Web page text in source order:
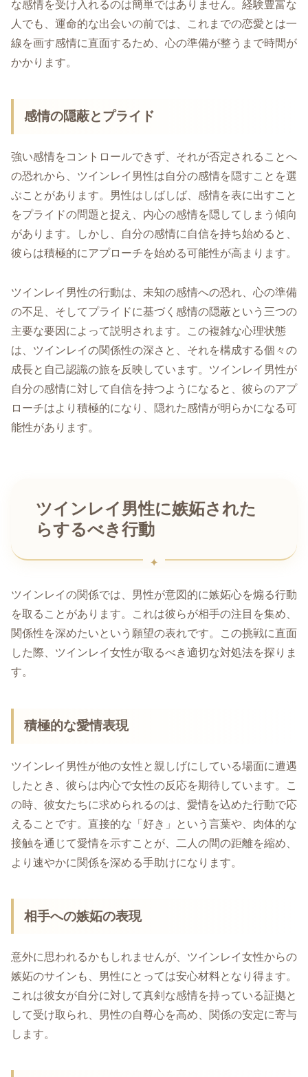
な感情を受け入れるのは簡単ではありません。経験豊富な
人でも、運命的な出会いの前では、これまでの恋愛とは一
線を画す感情に直面するため、心の準備が整うまで時間が
かかります。
感情の隠蔽とプライド
強い感情をコントロールできず、それが否定されることへ
の恐れから、ツインレイ男性は自分の感情を隠すことを選
ぶことがあります。男性はしばしば、感情を表に出すこと
をプライドの問題と捉え、内心の感情を隠してしまう傾向
があります。しかし、自分の感情に自信を持ち始めると、
彼らは積極的にアプローチを始める可能性が高まります。
ツインレイ男性の行動は、未知の感情への恐れ、心の準備
の不足、そしてプライドに基づく感情の隠蔽という三つの
主要な要因によって説明されます。この複雑な心理状態
は、ツインレイの関係性の深さと、それを構成する個々の
成長と自己認識の旅を反映しています。ツインレイ男性が
自分の感情に対して自信を持つようになると、彼らのアプ
ローチはより積極的になり、隠れた感情が明らかになる可
能性があります。
ツインレイ男性に嫉妬された
らするべき行動
ツインレイの関係では、男性が意図的に嫉妬心を煽る行動
を取ることがあります。これは彼らが相手の注目を集め、
関係性を深めたいという願望の表れです。この挑戦に直面
した際、ツインレイ女性が取るべき適切な対処法を探りま
す。
積極的な愛情表現
ツインレイ男性が他の女性と親しげにしている場面に遭遇
したとき、彼らは内心で女性の反応を期待しています。こ
の時、彼女たちに求められるのは、愛情を込めた行動で応
えることです。直接的な「好き」という言葉や、肉体的な
接触を通じて愛情を示すことが、二人の間の距離を縮め、
より速やかに関係を深める手助けになります。
相手への嫉妬の表現
意外に思われるかもしれませんが、ツインレイ女性からの
嫉妬のサインも、男性にとっては安心材料となり得ます。
これは彼女が自分に対して真剣な感情を持っている証拠と
して受け取られ、男性の自尊心を高め、関係の安定に寄与
します。